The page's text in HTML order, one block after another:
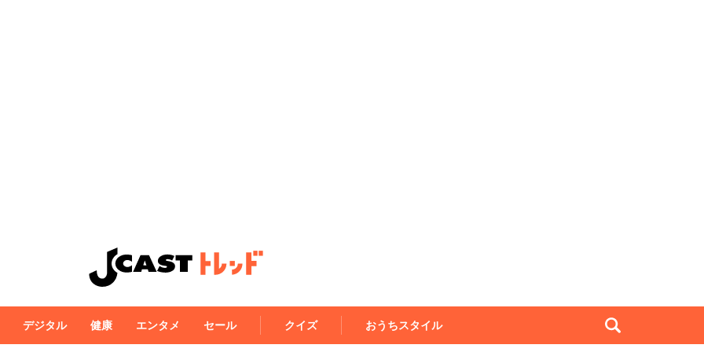
デジタル 健康 エンタメ セール クイズ おうちスタイル